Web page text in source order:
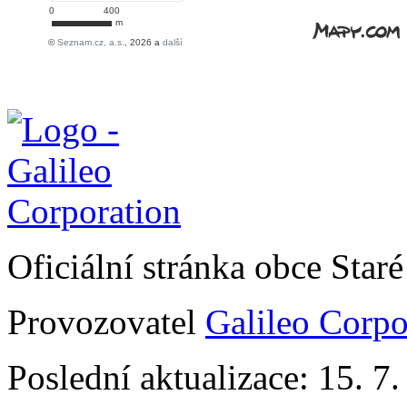
Oficiální stránka obce
Provozovatel Galileo
Poslední aktualizace: 15.